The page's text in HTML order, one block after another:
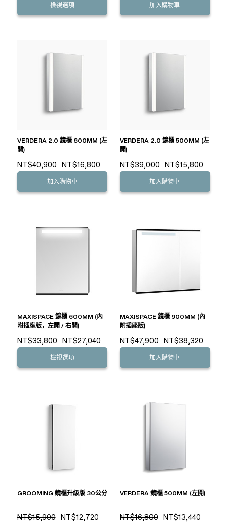
檢視選項 加入購物車
VERDERA 2.0 鏡櫃 600MM (左
開)
NT$40,900 NT$16,800
加入購物車
VERDERA 2.0 鏡櫃 500MM (左
開)
NT$39,000 NT$15,800
加入購物車
MAXISPACE 鏡櫃 600MM (內
附插座版，左開 / 右開)
NT$33,800 NT$27,040
檢視選項
MAXISPACE 鏡櫃 900MM (內
附插座版)
NT$47,900 NT$38,320
加入購物車
GROOMING 鏡櫃升級版 30公分
NT$15,900 NT$12,720
VERDERA 鏡櫃 500MM (左開)
NT$16,800 NT$13,440